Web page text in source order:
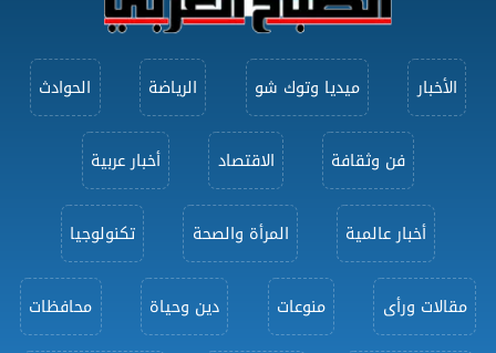
الأخبار ميديا وتوك شو الرياضة الحوادث
فن وثقافة الاقتصاد أخبار عربية
أخبار عالمية المرأة والصحة تكنولوجيا
مقالات ورأى منوعات دين وحياة محافظات